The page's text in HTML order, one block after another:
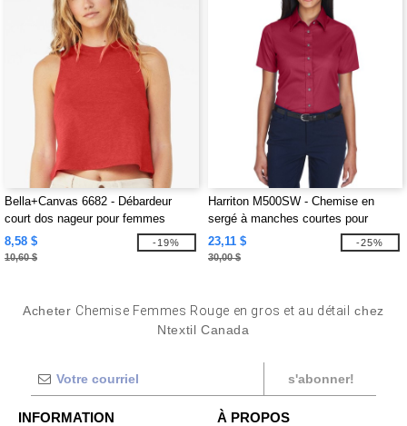
Bella+Canvas 6682 - Débardeur
court dos nageur pour femmes
8,58 $
10,60 $
-19%
Harriton M500SW - Chemise en
sergé à manches courtes pour
dames Easy Blend avec traitement
anti-taches
23,11 $
30,00 $
-25%
Acheter Chemise Femmes Rouge en gros et au détail
chez
Ntextil Canada
s'abonner!
INFORMATION À PROPOS